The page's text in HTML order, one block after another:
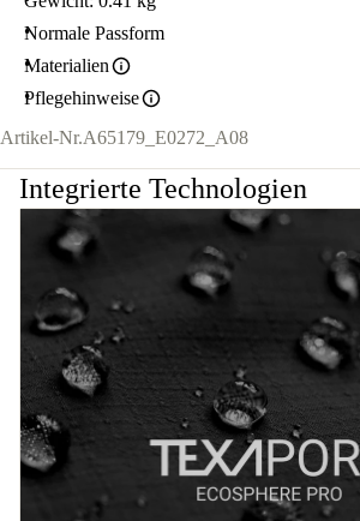
Normale Passform
Materialien
Pflegehinweise
Artikel-Nr.A65179_E0272_A08
Integrierte Technologien